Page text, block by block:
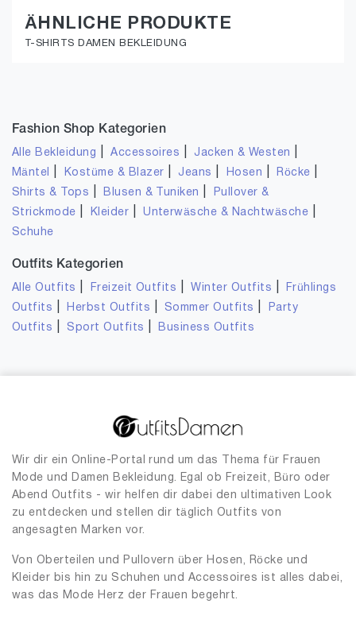
ÄHNLICHE PRODUKTE
T-SHIRTS DAMEN BEKLEIDUNG
Fashion Shop Kategorien
Alle Bekleidung |Accessoires Jacken & Westen
Mäntel Kostüme & Blazer Jeans Hosen Röcke
Shirts & Tops Blusen & Tuniken
Pullover &
Strickmode
Kleider |Unterwäsche & Nachtwäsche
Schuhe
Outfits Kategorien
Alle Outfits Freizeit Outfits |Winter Outfits
Frühlings
Outfits
Herbst Outfits Sommer Outfits
Party
Outfits
Sport Outfits Business Outfits
Wir dir ein Online-Portal rund um das Thema für Frauen
Mode und Damen Bekleidung. Egal ob Freizeit, Büro oder
Abend Outfits - wir helfen dir dabei den ultimativen Look
zu entdecken und stellen dir täglich Outfits von
angesagten Marken vor.
Von Oberteilen und Pullovern über Hosen, Röcke und
Kleider bis hin zu Schuhen und Accessoires ist alles dabei,
was das Mode Herz der Frauen begehrt.